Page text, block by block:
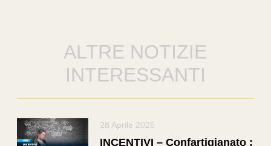
ALTRE NOTIZIE
INTERESSANTI
28 Aprile 2026
INCENTIVI – Confartigianato :